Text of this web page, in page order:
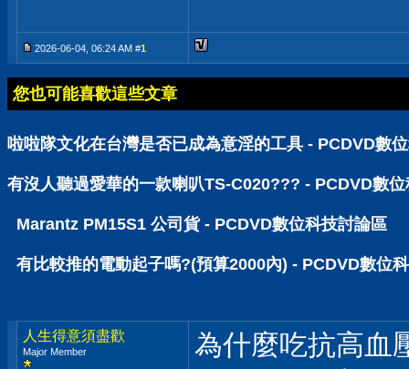
2026-06-04, 06:24 AM #1
您也可能喜歡這些文章
啦啦隊文化在台灣是否已成為意淫的工具 - PCDVD數
有沒人聽過愛華的一款喇叭TS-C020??? - PCDVD數
Marantz PM15S1 公司貨 - PCDVD數位科技討論區
有比較推的電動起子嗎?(預算2000內) - PCDVD數位
人生得意須盡歡
Major Member
為什麼吃抗高血